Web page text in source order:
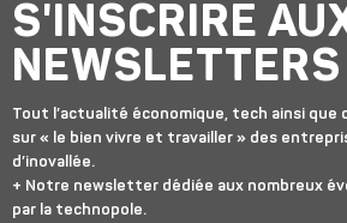
S'INSCRIRE
NEWSLETTERS
Tout l’actualité économique, tech ainsi que
sur « le bien vivre et travailler » des
d’inovallée.
+ Notre newsletter dédiée aux nombreux
par la technopole.